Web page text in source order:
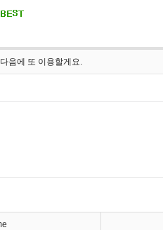
음에 또 이용할게요.